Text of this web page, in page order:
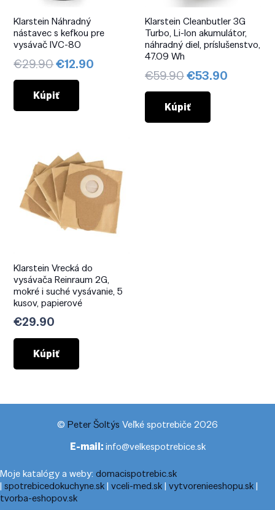
Klarstein Náhradný
nástavec s kefkou pre
vysávač IVC-80
€29.90Pôvodná
cena
bola:
€29.90.
€12.90
Kúpiť
Klarstein Cleanbutler 3G
Turbo, Li-Ion akumulátor,
náhradný diel, príslušenstvo,
47.09 Wh
€59.90Pôvodná
cena
bola:
€59.90.
€53.90
Kúpiť
Klarstein Vrecká do
vysávača Reinraum 2G,
mokré i suché vysávanie, 5
kusov, papierové
€29.90
Kúpiť
© Peter Šoltýs Veľké spotrebiče 2026
E-mail:info@velkespotrebice.sk
Moje katalógy a weby: domacispotrebic.sk
| spotrebicedokuchyne.sk| vceli-med.sk| vytvorenieeshopu.sk|
tvorba-eshopov.sk